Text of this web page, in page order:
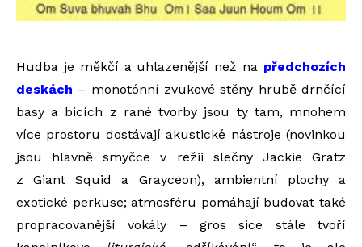
Hudba je měkčí a uhlazenější než na předchozích
deskách – monotónní zvukové stěny hrubě drnčící
basy a bicích z rané tvorby jsou ty tam, mnohem
více prostoru dostávají akustické nástroje (novinkou
jsou hlavně smyčce v režii slečny Jackie Gratz
z Giant Squid a Grayceon), ambientní plochy a
exotické perkuse; atmosféru pomáhají budovat také
propracovanější vokály – gros sice stále tvoří